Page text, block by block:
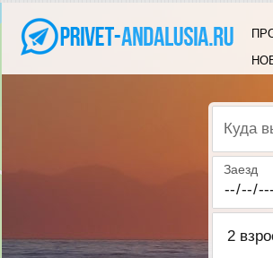
Куда вы
Заезд